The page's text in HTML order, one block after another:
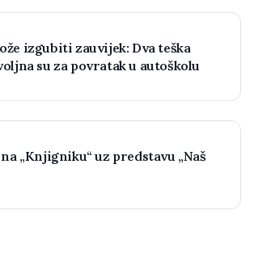
izgubiti zauvijek: Dva teška
su za povratak u autoškolu
„Knjigniku“ uz predstavu „Naš